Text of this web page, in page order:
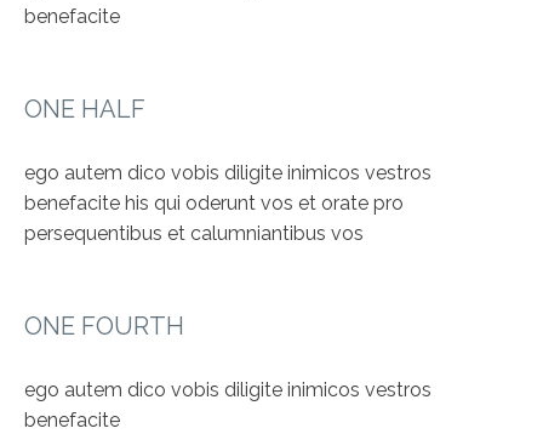
benefacite
ONE HALF
ego autem dico vobis diligite inimicos vestros
benefacite his qui oderunt vos et orate pro
persequentibus et calumniantibus vos
ONE FOURTH
ego autem dico vobis diligite inimicos vestros
benefacite